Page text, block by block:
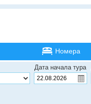
Номера
Дата начала тура